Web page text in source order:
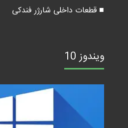
■ قطعات داخلی شارژر فندکی
ویندوز 10